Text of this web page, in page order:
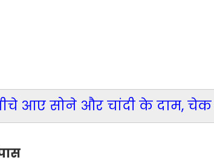
आए सोने और चांदी के दाम,